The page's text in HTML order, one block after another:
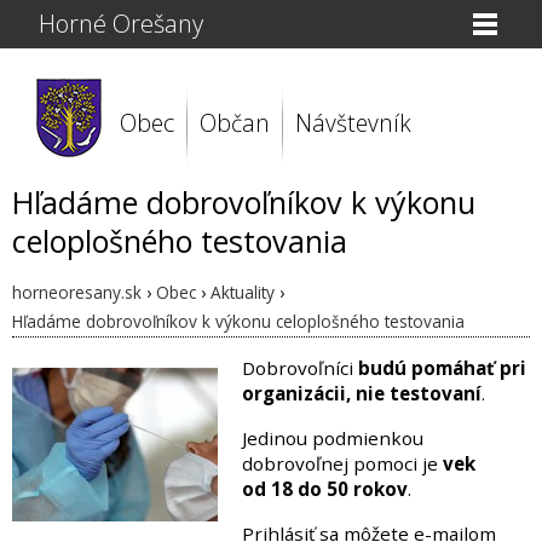
Horné Orešany
Obec Občan Návštevník
Hľadáme dobrovoľníkov k výkonu
celoplošného testovania
horneoresany.sk › Obec › Aktuality ›
Hľadáme dobrovoľníkov k výkonu celoplošného testovania
Dobrovoľníci budú pomáhať pri
organizácii, nie testovaní.
Jedinou podmienkou
dobrovoľnej pomoci je vek
od 18 do 50 rokov.
Prihlásiť sa môžete e-mailom